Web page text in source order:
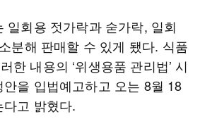
일회용 젓가락과 숟가락, 일회
분해 판매할 수 있게 됐다. 식품
한 내용의 ‘위생용품 관리법’ 시
안을 입법예고하고 오는 8월 18
고 밝혔다.